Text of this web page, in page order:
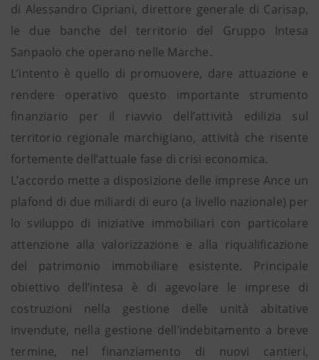
di Alessandro Cipriani, direttore generale di Carisap,
le due banche del territorio del Gruppo Intesa
Sanpaolo che operano nelle Marche.
L’intento è quello di promuovere, dare attuazione e
rendere operativo questo importante strumento
finanziario per il riavvio dell’attività edilizia sul
territorio regionale marchigiano, attività che risente
fortemente dell’attuale fase di crisi economica.
L’accordo mette a disposizione delle imprese Ance un
plafond di due miliardi di euro (a livello nazionale) per
lo sviluppo di iniziative immobiliari con particolare
attenzione alla valorizzazione e alla riqualificazione
del patrimonio immobiliare esistente. Principale
obiettivo dell’intesa è di agevolare le imprese di
costruzioni nella gestione delle unità abitative
invendute, nella gestione dell’indebitamento a breve
termine, nel finanziamento di nuovi cantieri,